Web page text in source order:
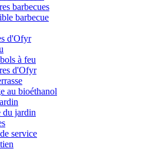
barbecues
barbecue
d'Ofyr
à feu
d'Ofyr
au bioéthanol
du jardin
service